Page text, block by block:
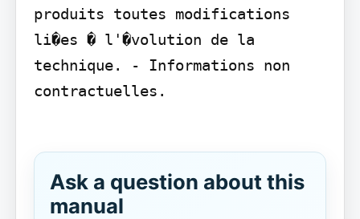
produits toutes modifications
li�es � l'�volution de la
technique. - Informations non
contractuelles.
Ask a question about this
manual